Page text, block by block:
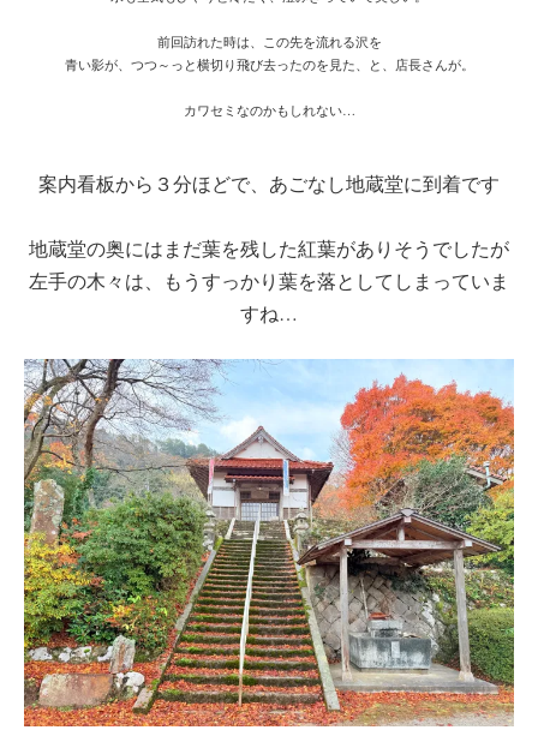
前回訪れた時は、この先を流れる沢を
青い影が、つつ～っと横切り飛び去ったのを見た、と、店長さんが。
カワセミなのかもしれない…
案内看板から３分ほどで、あごなし地蔵堂に到着です
地蔵堂の奥にはまだ葉を残した紅葉がありそうでしたが
左手の木々は、もうすっかり葉を落としてしまっていま
すね…